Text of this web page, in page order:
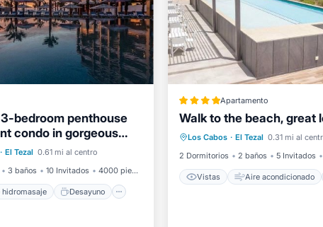
3-bedroom penthouse
condo in gorgeous
Lucas
· El Tezal 0.61 mi al centro
3 baños 10 Invitados 4000 pies²
hidromasaje Desayuno
de hidromasaje
Desayuno
Piscina
Apartamento
Walk to the beach, great
Los Cabos · El Tezal 0.31 mi al
2 Dormitorios
2 baños 5 Invitados
Vistas Aire acondicionado
Vistas
Aire
Internet
Apto para niños